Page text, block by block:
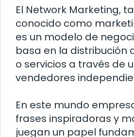
El Network Marketing,
conocido como
es un modelo de
basa en la distribución
o servicios a través de
vendedores
En este mundo
frases inspiradoras y
juegan un papel